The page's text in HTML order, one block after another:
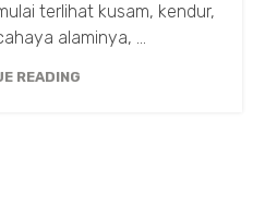
terlihat kusam, kendur,
alaminya, ...
READING